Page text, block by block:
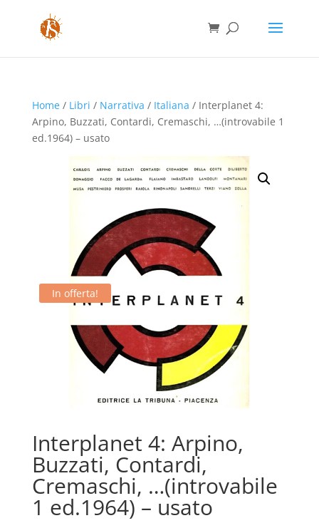
Home/ Libri / Narrativa / Italiana / Interplanet 4:
Arpino, Buzzati, Contardi, Cremaschi, …(introvabile 1
ed.1964) – usato
In offerta!
Interplanet 4: Arpino,
Buzzati, Contardi,
Cremaschi, …(introvabile
1 ed.1964) – usato